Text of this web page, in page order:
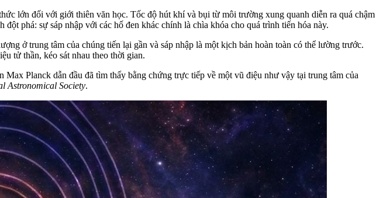
lớn đối với giới thiên văn học. Tốc độ hút khí và bụi từ môi trường xung quanh diễn ra quá chậm
phá: sự sáp nhập với các hố đen khác chính là chìa khóa cho quá trình tiến hóa này.
ở trung tâm của chúng tiến lại gần và sáp nhập là một kịch bản hoàn toàn có thể lường trước.
tử thần, kéo sát nhau theo thời gian.
Planck dẫn đầu đã tìm thấy bằng chứng trực tiếp về một vũ điệu như vậy tại trung tâm của
Astronomical Society.